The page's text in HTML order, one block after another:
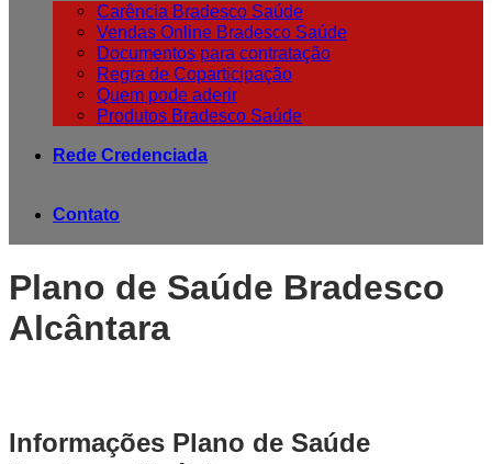
Carência Bradesco Saúde
Vendas Online Bradesco Saúde
Documentos para contratação
Regra de Coparticipação
Quem pode aderir
Produtos Bradesco Saúde
Rede Credenciada
Contato
Plano de Saúde Bradesco
Alcântara
Informações Plano de Saúde